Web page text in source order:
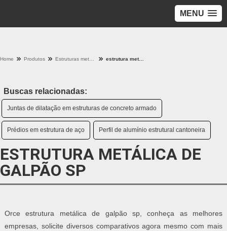
MENU
Home Produtos estrutura metálica de galpão sp
Buscas relacionadas:
Juntas de dilatação em estruturas de concreto armado
Prédios em estrutura de aço Perfil de alumínio estrutural cantoneira
ESTRUTURA METÁLICA DE
GALPÃO SP
Orce estrutura metálica de galpão sp, conheça as melhores
empresas, solicite diversos comparativos agora mesmo com mais